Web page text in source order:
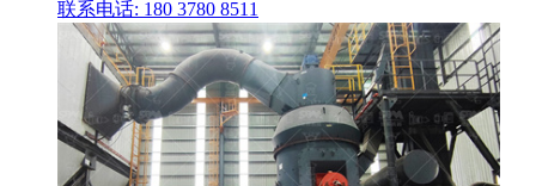
联系电话: 180 3780 8511